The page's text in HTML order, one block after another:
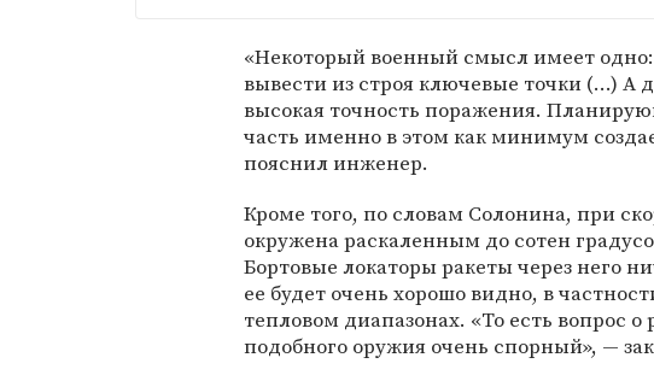
«Некоторый военный смысл имеет
вывести из строя ключевые точки (...) А
высокая точность поражения.
часть именно в этом как минимум
пояснил инженер.
Кроме того, по словам Солонина, при
окружена раскаленным до сотен
Бортовые локаторы ракеты через него
ее будет очень хорошо видно, в
тепловом диапазонах. «То есть вопрос
подобного оружия очень спорный», —